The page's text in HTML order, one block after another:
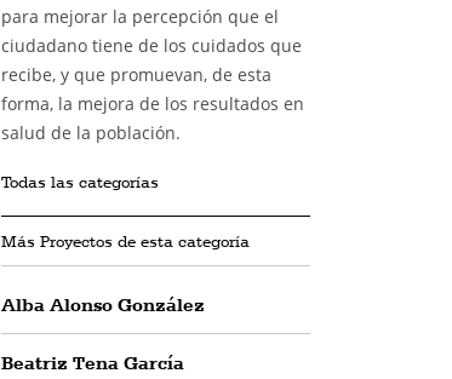
para mejorar la percepción que el
ciudadano tiene de los cuidados que
recibe, y que promuevan, de esta
forma, la mejora de los resultados en
salud de la población.
Todas las categorías
Más Proyectos de esta categoría
Alba Alonso González
Beatriz Tena García